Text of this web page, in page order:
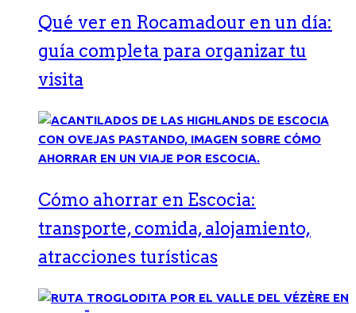
Qué ver en Rocamadour en un día:
guía completa para organizar tu
visita
Cómo ahorrar en Escocia:
transporte, comida, alojamiento,
atracciones turísticas